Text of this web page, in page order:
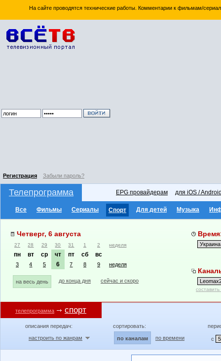
На сайте проводятся технические работы. Комментарии к фильмам/
Регистрация Забыли пароль?
Телепрограмма EPG провайдерам для iOS /
Все Фильмы Сериалы Спорт Для детей Музыка
Четверг, 6 августа
27 28 29 30 31 1 2 неделя
пн вт ср чт пт сб вс
3 4 5 6 7 8 9 неделя
на весь день до конца дня сейчас и скоро
телепрограмма спорт
описания передач:
настроить по жанрам
сортировать:
по каналам по времени с